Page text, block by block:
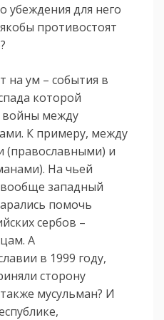
убеждения для него
противостоят
на ум – события в
которой
войны между
К примеру, между
(православными) и
На чьей
западный
помочь
сербов –
А
в 1999 году,
сторону
мусульман? И